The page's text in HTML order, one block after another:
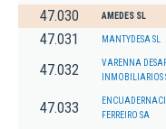
47.030 AMEDES SL
47.031 MANTYDESA SL
47.032
VARENNA
INMOBILIARIOS
47.033
FERREIRO SA